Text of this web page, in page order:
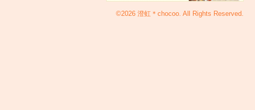
©2026 澄虹＊chocoo. All Rights Reserved.